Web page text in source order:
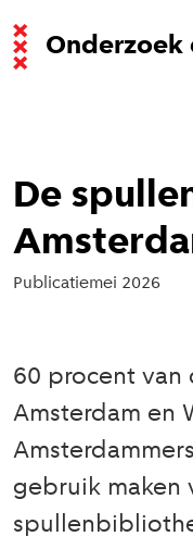
Onderzoek
De
Publicatiemei 2026
60 procent van
Amsterdam en
gebruik maken